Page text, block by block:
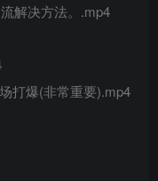
解决方法。.mp4
打爆(非常重要).mp4